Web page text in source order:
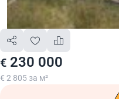
€ 230 000
€ 2 805 за м²